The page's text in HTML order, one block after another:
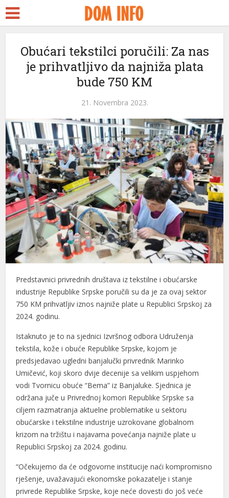
Obućari tekstilci poručili: Za nas
je prihvatljivo da najniža plata
bude 750 KM
21. Novembra 2023.
Predstavnici privrednih društava iz tekstilne i obućarske
industrije Republike Srpske poručili su da je za ovaj sektor
750 KM prihvatljiv iznos najniže plate u Republici Srpskoj za
2024. godinu.
Istaknuto je to na sjednici Izvršnog odbora Udruženja
tekstila, kože i obuće Republike Srpske, kojom je
predsjedavao ugledni banjalučki privrednik Marinko
Umičević, koji skoro dvije decenije sa velikim uspjehom
vodi Tvornicu obuće “Bema” iz Banjaluke. Sjednica je
održana juče u Privrednoj komori Republike Srpske sa
ciljem razmatranja aktuelne problematike u sektoru
obućarske i tekstilne industrije uzrokovane globalnom
krizom na tržištu i najavama povećanja najniže plate u
Republici Srpskoj za 2024. godinu.
“Očekujemo da će odgovorne institucije naći kompromisno
rješenje, uvažavajući ekonomske pokazatelje i stanje
privrede Republike Srpske, koje neće dovesti do još veće